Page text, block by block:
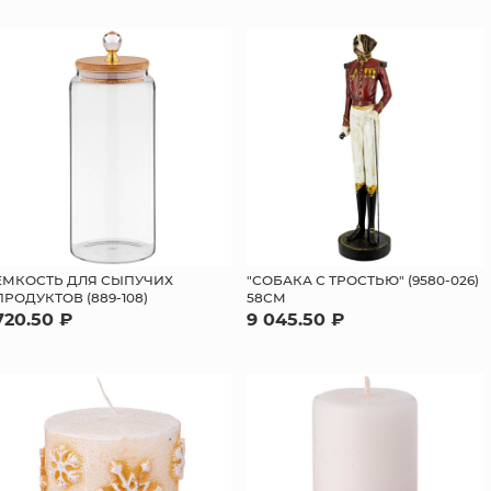
ДЛЯ СЫПУЧИХ
(889-108)
₽
"СОБАКА С ТРОСТЬЮ" (9580-026)
58СМ
9 045.50 ₽